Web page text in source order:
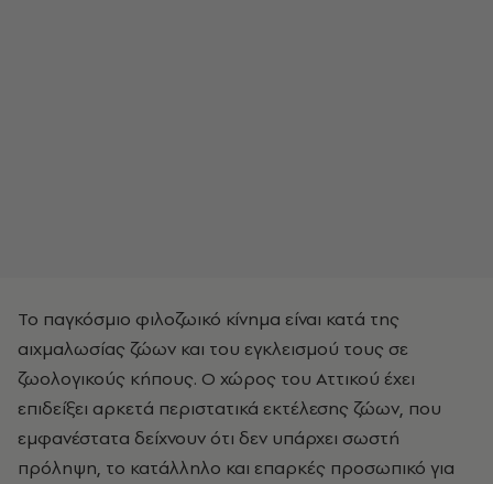
Το παγκόσμιο φιλοζωικό κίνημα είναι κατά της
αιχμαλωσίας ζώων και του εγκλεισμού τους σε
ζωολογικούς κήπους. Ο χώρος του Αττικού έχει
επιδείξει αρκετά περιστατικά εκτέλεσης ζώων, που
εμφανέστατα δείχνουν ότι δεν υπάρχει σωστή
πρόληψη, το κατάλληλο και επαρκές προσωπικό για